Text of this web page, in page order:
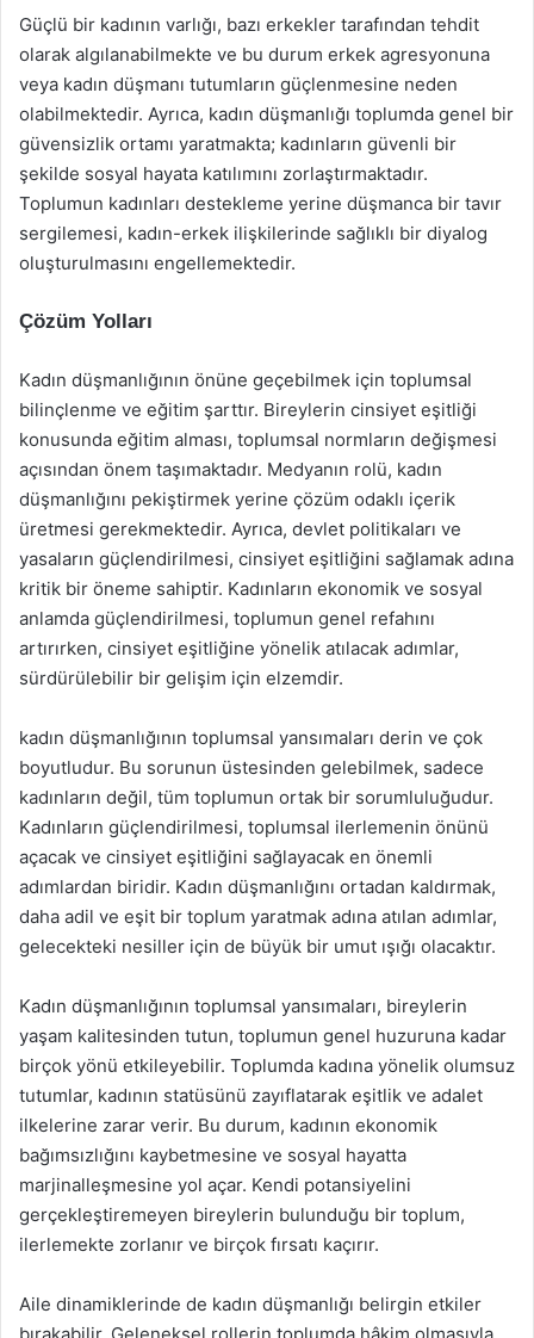
Güçlü bir kadının varlığı, bazı erkekler tarafından tehdit
olarak algılanabilmekte ve bu durum erkek agresyonuna
veya kadın düşmanı tutumların güçlenmesine neden
olabilmektedir. Ayrıca, kadın düşmanlığı toplumda genel bir
güvensizlik ortamı yaratmakta; kadınların güvenli bir
şekilde sosyal hayata katılımını zorlaştırmaktadır.
Toplumun kadınları destekleme yerine düşmanca bir tavır
sergilemesi, kadın-erkek ilişkilerinde sağlıklı bir diyalog
oluşturulmasını engellemektedir.
Çözüm Yolları
Kadın düşmanlığının önüne geçebilmek için toplumsal
bilinçlenme ve eğitim şarttır. Bireylerin cinsiyet eşitliği
konusunda eğitim alması, toplumsal normların değişmesi
açısından önem taşımaktadır. Medyanın rolü, kadın
düşmanlığını pekiştirmek yerine çözüm odaklı içerik
üretmesi gerekmektedir. Ayrıca, devlet politikaları ve
yasaların güçlendirilmesi, cinsiyet eşitliğini sağlamak adına
kritik bir öneme sahiptir. Kadınların ekonomik ve sosyal
anlamda güçlendirilmesi, toplumun genel refahını
artırırken, cinsiyet eşitliğine yönelik atılacak adımlar,
sürdürülebilir bir gelişim için elzemdir.
kadın düşmanlığının toplumsal yansımaları derin ve çok
boyutludur. Bu sorunun üstesinden gelebilmek, sadece
kadınların değil, tüm toplumun ortak bir sorumluluğudur.
Kadınların güçlendirilmesi, toplumsal ilerlemenin önünü
açacak ve cinsiyet eşitliğini sağlayacak en önemli
adımlardan biridir. Kadın düşmanlığını ortadan kaldırmak,
daha adil ve eşit bir toplum yaratmak adına atılan adımlar,
gelecekteki nesiller için de büyük bir umut ışığı olacaktır.
Kadın düşmanlığının toplumsal yansımaları, bireylerin
yaşam kalitesinden tutun, toplumun genel huzuruna kadar
birçok yönü etkileyebilir. Toplumda kadına yönelik olumsuz
tutumlar, kadının statüsünü zayıflatarak eşitlik ve adalet
ilkelerine zarar verir. Bu durum, kadının ekonomik
bağımsızlığını kaybetmesine ve sosyal hayatta
marjinalleşmesine yol açar. Kendi potansiyelini
gerçekleştiremeyen bireylerin bulunduğu bir toplum,
ilerlemekte zorlanır ve birçok fırsatı kaçırır.
Aile dinamiklerinde de kadın düşmanlığı belirgin etkiler